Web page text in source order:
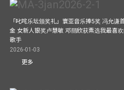
「叱咤乐坛颁奖礼」寰亚音乐捧5奖 冯允谦
金 女新人银奖卢慧敏 邓丽欣获票选我最喜
歌手
2026-01-03
更多